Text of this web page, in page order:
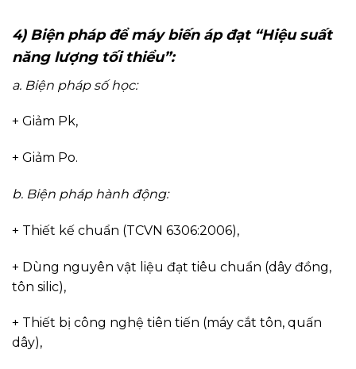
4) Biện pháp để máy biến áp đạt “Hiệu suất
năng lượng tối thiểu”:
a. Biện pháp số học:
+ Giảm Pk,
+ Giảm Po.
b. Biện pháp hành động:
+ Thiết kế chuẩn (TCVN 6306:2006),
+ Dùng nguyên vật liệu đạt tiêu chuẩn (dây đồng,
tôn silic),
+ Thiết bị công nghệ tiên tiến (máy cắt tôn, quấn
dây),